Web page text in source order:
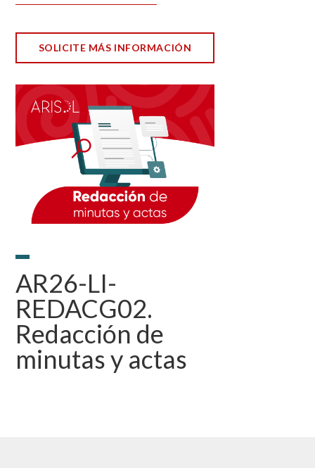
SOLICITE MÁS INFORMACIÓN
AR26-LI-
REDACG02.
Redacción de
minutas y actas